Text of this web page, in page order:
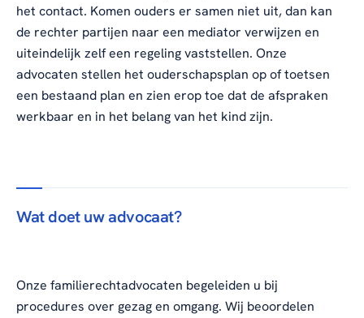
het contact. Komen ouders er samen niet uit, dan kan
de rechter partijen naar een mediator verwijzen en
uiteindelijk zelf een regeling vaststellen. Onze
advocaten stellen het ouderschapsplan op of toetsen
een bestaand plan en zien erop toe dat de afspraken
werkbaar en in het belang van het kind zijn.
Wat doet uw advocaat?
Onze familierechtadvocaten begeleiden u bij
procedures over gezag en omgang. Wij beoordelen